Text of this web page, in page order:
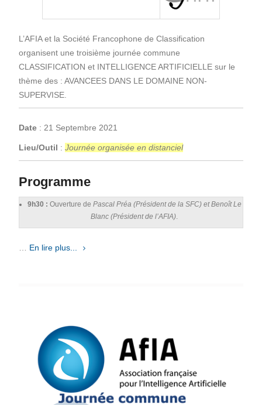
L’AFIA et la Société Francophone de Classification
organisent une troisième journée commune
CLASSIFICATION et INTELLIGENCE ARTIFICIELLE sur le
thème des : AVANCEES DANS LE DOMAINE NON-
SUPERVISE.
Date: 21 Septembre 2021
Lieu/Outil : Journée organisée en distanciel
Programme
9h30 : Ouverture de Pascal Préa (Président de la SFC) et Benoît Le
Blanc (Président de l’AFIA).
… En lire plus...